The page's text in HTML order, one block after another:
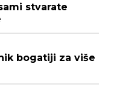
stvarate
bogatiji za više